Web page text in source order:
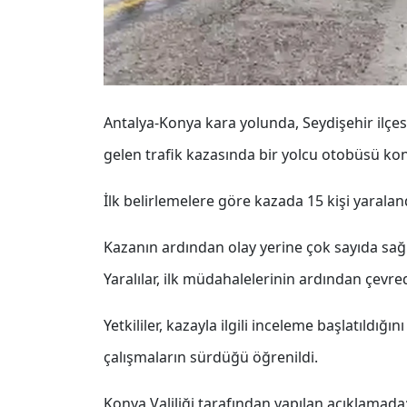
Antalya-Konya kara yolunda, Seydişehir
gelen trafik kazasında bir yolcu otobüsü
İlk belirlemelere göre kazada 15 kişi
Kazanın ardından olay yerine çok sayıda
Yaralılar, ilk müdahalelerinin ardından
Yetkililer, kazayla ilgili inceleme
çalışmaların sürdüğü öğrenildi.